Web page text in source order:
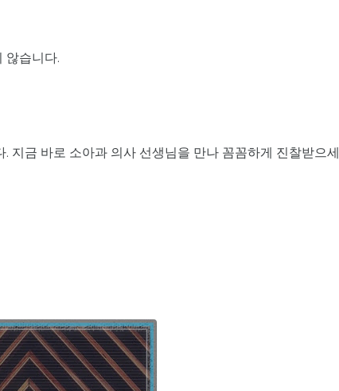
않습니다.
지금 바로 소아과 의사 선생님을 만나 꼼꼼하게 진찰받으세